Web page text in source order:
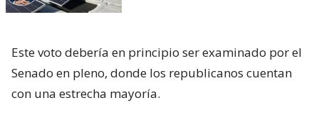
Este voto debería en principio ser examinado por el
Senado en pleno, donde los republicanos cuentan
con una estrecha mayoría.